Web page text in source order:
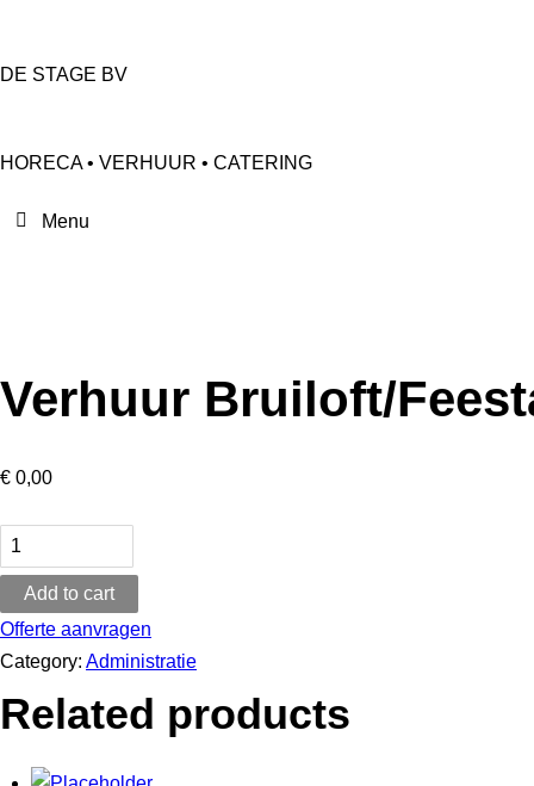
DE STAGE BV
HORECA • VERHUUR • CATERING
Verhuur Bruiloft/
€ 0,00
Verhuur
Bruiloft/Feestavond
quantity
Add to cart
Offerte aanvragen
Category: Administratie
Related products